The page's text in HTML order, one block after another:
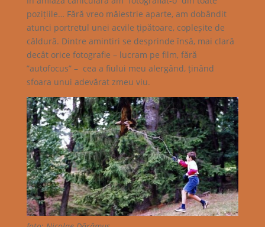
pozițiile… Fără vreo măiestrie aparte, am dobândit
atunci portretul unei acvile țipătoare, copleșite de
căldură. Dintre amintiri se desprinde însă, mai clară
decât orice fotografie – lucram pe film, fără
”autofocus” – cea a fiului meu alergând, ținând
sfoara unui adevărat zmeu viu.